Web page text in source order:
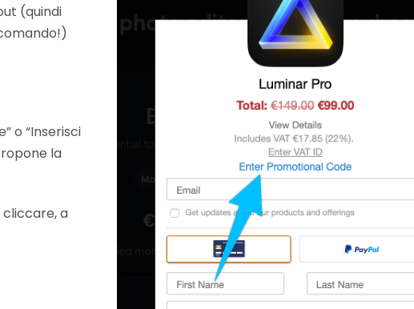
(quindi
o “Inserisci
la
cliccare, a